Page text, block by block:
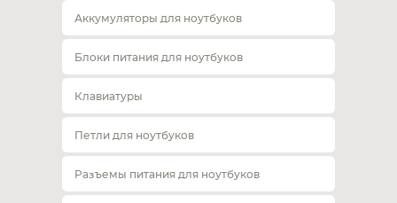
Аккумуляторы для ноутбуков
Блоки питания для ноутбуков
Клавиатуры
Петли для ноутбуков
Разъемы питания для ноутбуков